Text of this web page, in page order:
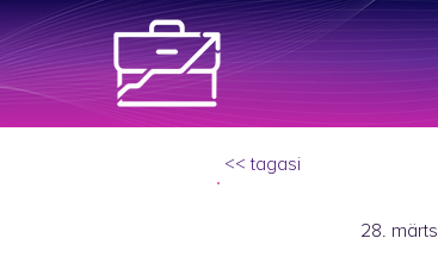
<< tagasi
28. märts